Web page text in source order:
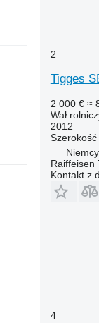
2
Tigges
2 000 € ≈
Wał
2012
Raiffeisen
Kontakt z
4